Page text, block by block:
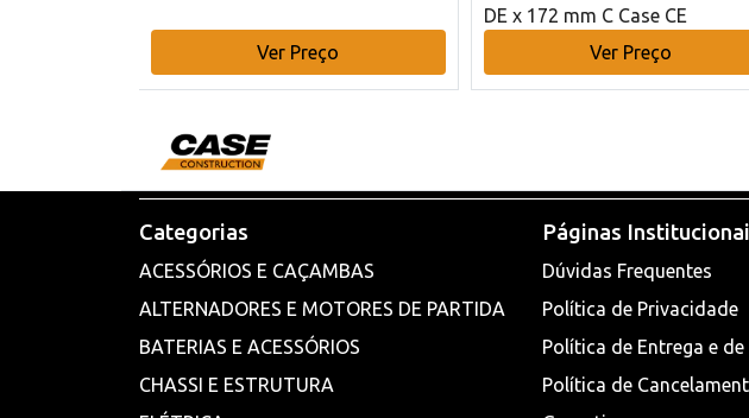
Ver Preço
DE x 172 mm C Case CE
Ver Preço
Categorias
ACESSÓRIOS E CAÇAMBAS
ALTERNADORES E MOTORES DE PARTIDA
BATERIAS E ACESSÓRIOS
CHASSI E ESTRUTURA
Páginas
Dúvidas Frequentes
Política de Privacidade
Política de Entrega e
Política de